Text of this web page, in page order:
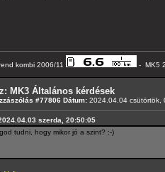
kombi 2006/11 - MK5
MK3 Általános kérdések
#77806 Dátum: 2024.04.04 csütörtök,
szerda, 20:50:05
tudni, hogy mikor jó a szint? :-)